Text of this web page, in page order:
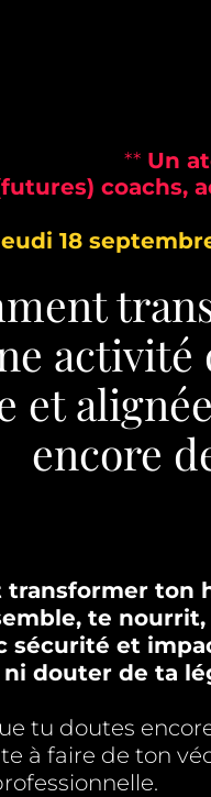
** Un
coachs,
18
activité
et
encore
ton
te
sécurité et
ni douter de ta
tu doutes
à faire de ton